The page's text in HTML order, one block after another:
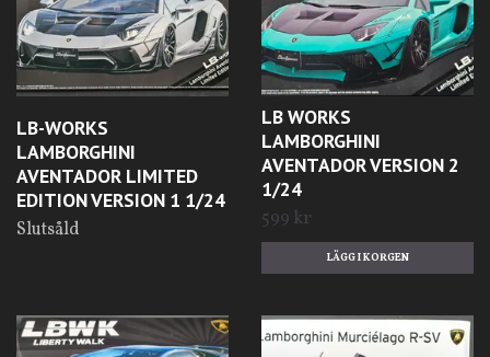
LB-WORKS
LAMBORGHINI
AVENTADOR LIMITED
EDITION VERSION 1 1/24
Slutsåld
LB WORKS
LAMBORGHINI
AVENTADOR VERSION 2
1/24
599 kr